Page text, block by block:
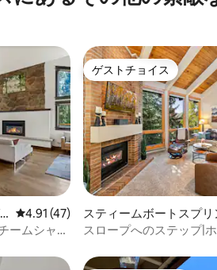
レビュー47件、5つ星中4.91つ星の平
4.91 (47)
ームシャワ
ゲストチョイス
ゲストチョイス
スティームボートスプリ
マンション・アパート
スロープへのステップ|